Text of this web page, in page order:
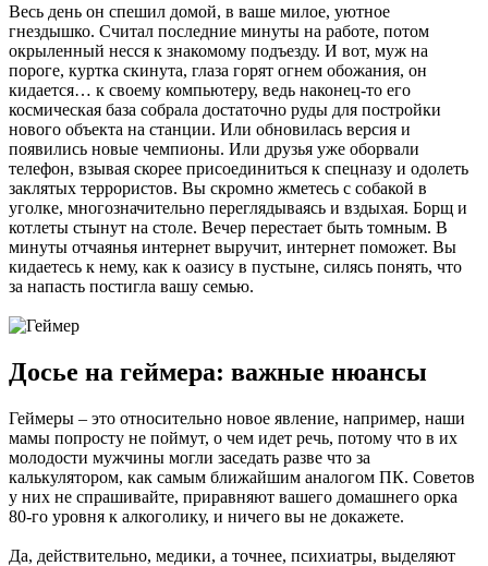
Весь день он спешил домой, в ваше милое, уютное
гнездышко. Считал последние минуты на работе, потом
окрыленный несся к знакомому подъезду. И вот, муж на
пороге, куртка скинута, глаза горят огнем обожания, он
кидается… к своему компьютеру, ведь наконец-то его
космическая база собрала достаточно руды для постройки
нового объекта на станции. Или обновилась версия и
появились новые чемпионы. Или друзья уже оборвали
телефон, взывая скорее присоединиться к спецназу и одолеть
заклятых террористов. Вы скромно жметесь с собакой в
уголке, многозначительно переглядываясь и вздыхая. Борщ и
котлеты стынут на столе. Вечер перестает быть томным. В
минуты отчаянья интернет выручит, интернет поможет. Вы
кидаетесь к нему, как к оазису в пустыне, силясь понять, что
за напасть постигла вашу семью.
Досье на геймера: важные нюансы
Геймеры – это относительно новое явление, например, наши
мамы попросту не поймут, о чем идет речь, потому что в их
молодости мужчины могли заседать разве что за
калькулятором, как самым ближайшим аналогом ПК. Советов
у них не спрашивайте, приравняют вашего домашнего орка
80-го уровня к алкоголику, и ничего вы не докажете.
Да, действительно, медики, а точнее, психиатры, выделяют